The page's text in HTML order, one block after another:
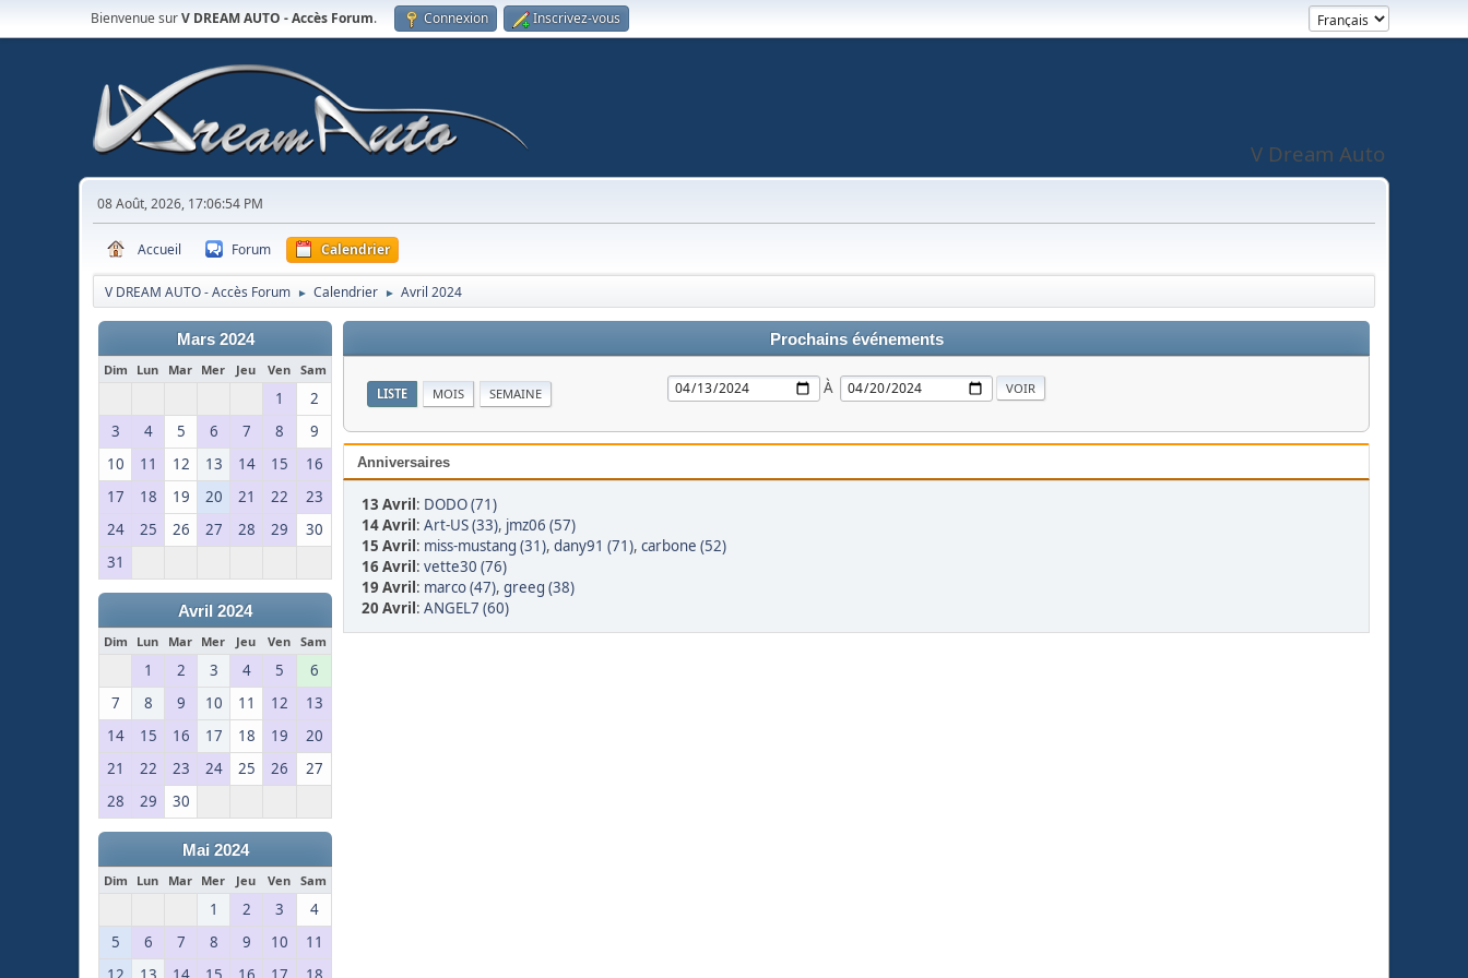
Bienvenue surV DREAM AUTO - Accès Forum. Connexion Inscrivez-vous
V Dream Auto
08 Août, 2026, 17:06:54 PM
Accueil Forum Calendrier
V DREAM AUTO - Accès Forum ► Calendrier ► Avril 2024
Mars 2024
Dim Lun Mar Mer Jeu Ven Sam
1
2
3
4 5 6 7 8
9
10
11 12 13 14 15
16
17
18 19 20 21 22
23
24
25 26 27 28 29
30
31
Avril 2024
Dim Lun Mar Mer Jeu Ven Sam
1 2 3 4 5
6
7
8 9 10 11 12
13
14
15 16 17 18 19
20
21
22 23 24 25 26
27
28
29 30
Mai 2024
Dim Lun Mar Mer Jeu Ven Sam
1 2 3
4
5
6 7 8 9 10
11
Prochains événements
LISTE MOIS SEMAINE À
Anniversaires
13 Avril: DODO (71)
14 Avril: Art-US (33), jmz06 (57)
15 Avril: miss-mustang (31), dany91 (71), carbone (52)
16 Avril: vette30 (76)
19 Avril: marco (47), greeg (38)
20 Avril: ANGEL7 (60)